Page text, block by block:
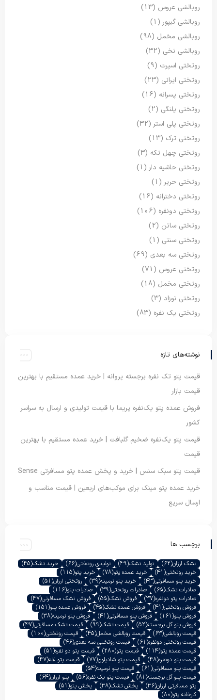
روبالشی عروس (13)
روبالشی گیپور(1)
روبالشی مخمل (98)
روبالشی نخی (32)
روتختی اسپرت (9)
روتختی ایرانی (23)
روتختی پسرانه (16)
روتختی پلنگی (2)
روتختی پلی استر(32)
روتختی ترک (13)
روتختی چهل تکه (3)
روتختی حاشیه دار(1)
روتختی حریر(1)
روتختی دخترانه (16)
روتختی دونفره (106)
روتختی ساتن (2)
روتختی سنتی (1)
روتختی سه بعدی (69)
روتختی عروس (71)
روتختی مخمل (18)
روتختی نوزاد (3)
روتختی یک نفره (83)
نوشته‌های تازه
قیمت پتو تک نفره برجسته پروانه | خرید عمده مستقیم با بهترین
قیمت بازار
فروش عمده پتو یک‌نفره پریما با قیمت تولیدی و ارسال به سراسر
کشور
قیمت پتو یک‌نفره ضخیم گلبافت | خرید عمده مستقیم با بهترین
قیمت
قیمت پتو سبک سنس | خرید و پخش عمده پتو مسافرتی Sense
خرید عمده پتو مینک برای موکب‌های اربعین | قیمت مناسب و
ارسال سریع
برچسب ها
تشک ارزان(62) تولید تشک(49) تولیدی روتختی(66) خرید تشک(45)
خرید روتختی(41) خرید عمده پتو(78) خرید پتو(115)
خرید پتو مسافرتی(43) خرید پتو نرمینه(39) روتختی ارزان(51)
صادرات تشک(65) صادرات روتختی(39) صادرات پتو(116)
صادرات پتو دونفره(37) فروش تشک(55) فروش تشک مسافرتی(47)
فروش روتختی(41) فروش عمده تشک(45) فروش عمده پتو(151)
فروش پتو(161) فروش پتو مسافرتی(41) فروش پتو نرمینه(38)
فروش پتو گل برجسته(52) قیمت تشک(99) قیمت تشک مسافرتی(47)
قیمت روبالشی(63) قیمت روبالشی مخمل(45) قیمت روتختی(100)
قیمت روتختی دونفره(61) قیمت روتختی سه بعدی(46)
قیمت عمده پتو(114) قیمت پتو(280) قیمت پتو دو نفره(51)
قیمت پتو دونفره(48) قیمت پتو شادیلون(77) قیمت پتو لاله(47)
قیمت پتو مسافرتی(61) قیمت پتو نرمینه(54)
قیمت پتو گل برجسته(81) قیمت پتو یک نفره(56) پتو ارزان(64)
پتو مسافرتی ارزان(36) پخش تشک(38) پخش پتو(51)
کارخانه پتو(80)